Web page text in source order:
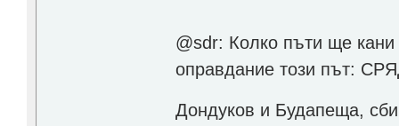
@sdr: Колко пъти ще
оправдание този път:
Дондуков и Будапеща,